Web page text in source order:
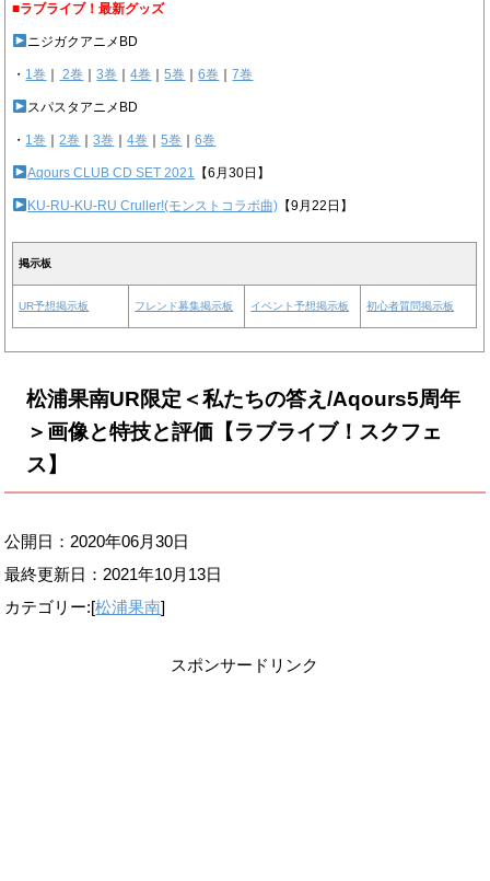
■ラブライブ！最新グッズ
ニジガクアニメBD
・ 1巻 2巻 ｜3巻 ｜4巻 ｜5巻 ｜6巻 ｜7巻
スパスタアニメBD
・ 1巻 ｜2巻 ｜3巻 ｜4巻 ｜5巻 ｜6巻
Aqours CLUB CD SET 2021 【6月30日】
KU-RU-KU-RU Cruller!(モンストコラボ曲) 【9月22日】
掲示板
UR予想掲示板 フレンド募集掲示板 イベント予想掲示板 初心者質問掲示板
松浦果南UR限定＜私たちの答え/Aqours5周年
＞画像と特技と評価【ラブライブ！スクフェ
ス】
公開日：2020年06月30日
最終更新日： 2021年10月13日
カテゴリー:[松浦果南]
スポンサードリンク